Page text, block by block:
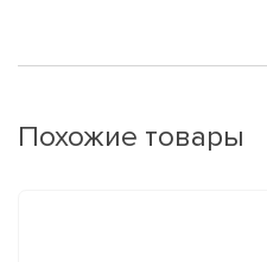
Похожие товары